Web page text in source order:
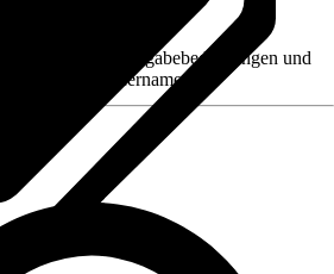
wie z. B. Rückgabebedingungen und
den Verkäufernamen.